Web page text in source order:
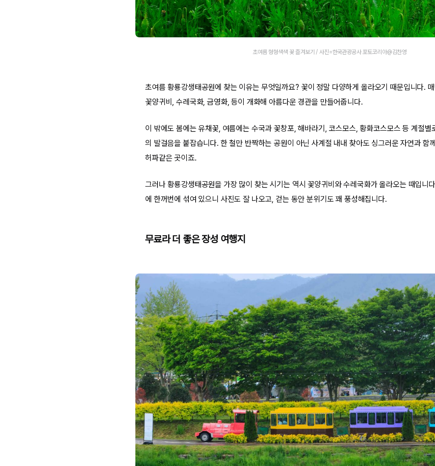
초여름 형형색색 꽃 즐겨보기 / 사진=한국관광공사 포토코리아@김찬영
초여름 황룡강생태공원에 찾는 이유는 무엇일까요? 꽃이 정말 다양하게 올라오기 때문입니다.
꽃양귀비, 수레국화, 금영화, 등이 개화해 아름다운 경관을 만들어줍니다.
이 밖에도 봄에는 유채꽃, 여름에는 수국과 꽃창포, 해바라기, 코스모스, 황화코스모스 등 계절별
의 발걸음을 붙잡습니다. 한 철만 반짝하는 공원이 아닌 사계절 내내 찾아도 싱그러운 자연과 함
허파같은 곳이죠.
그러나 황룡강생태공원을 가장 많이 찾는 시기는 역시 꽃양귀비와 수레국화가 올라오는 때입니
에 한꺼번에 섞여 있으니 사진도 잘 나오고, 걷는 동안 분위기도 꽤 풍성해집니다.
무료라 더 좋은 장성 여행지